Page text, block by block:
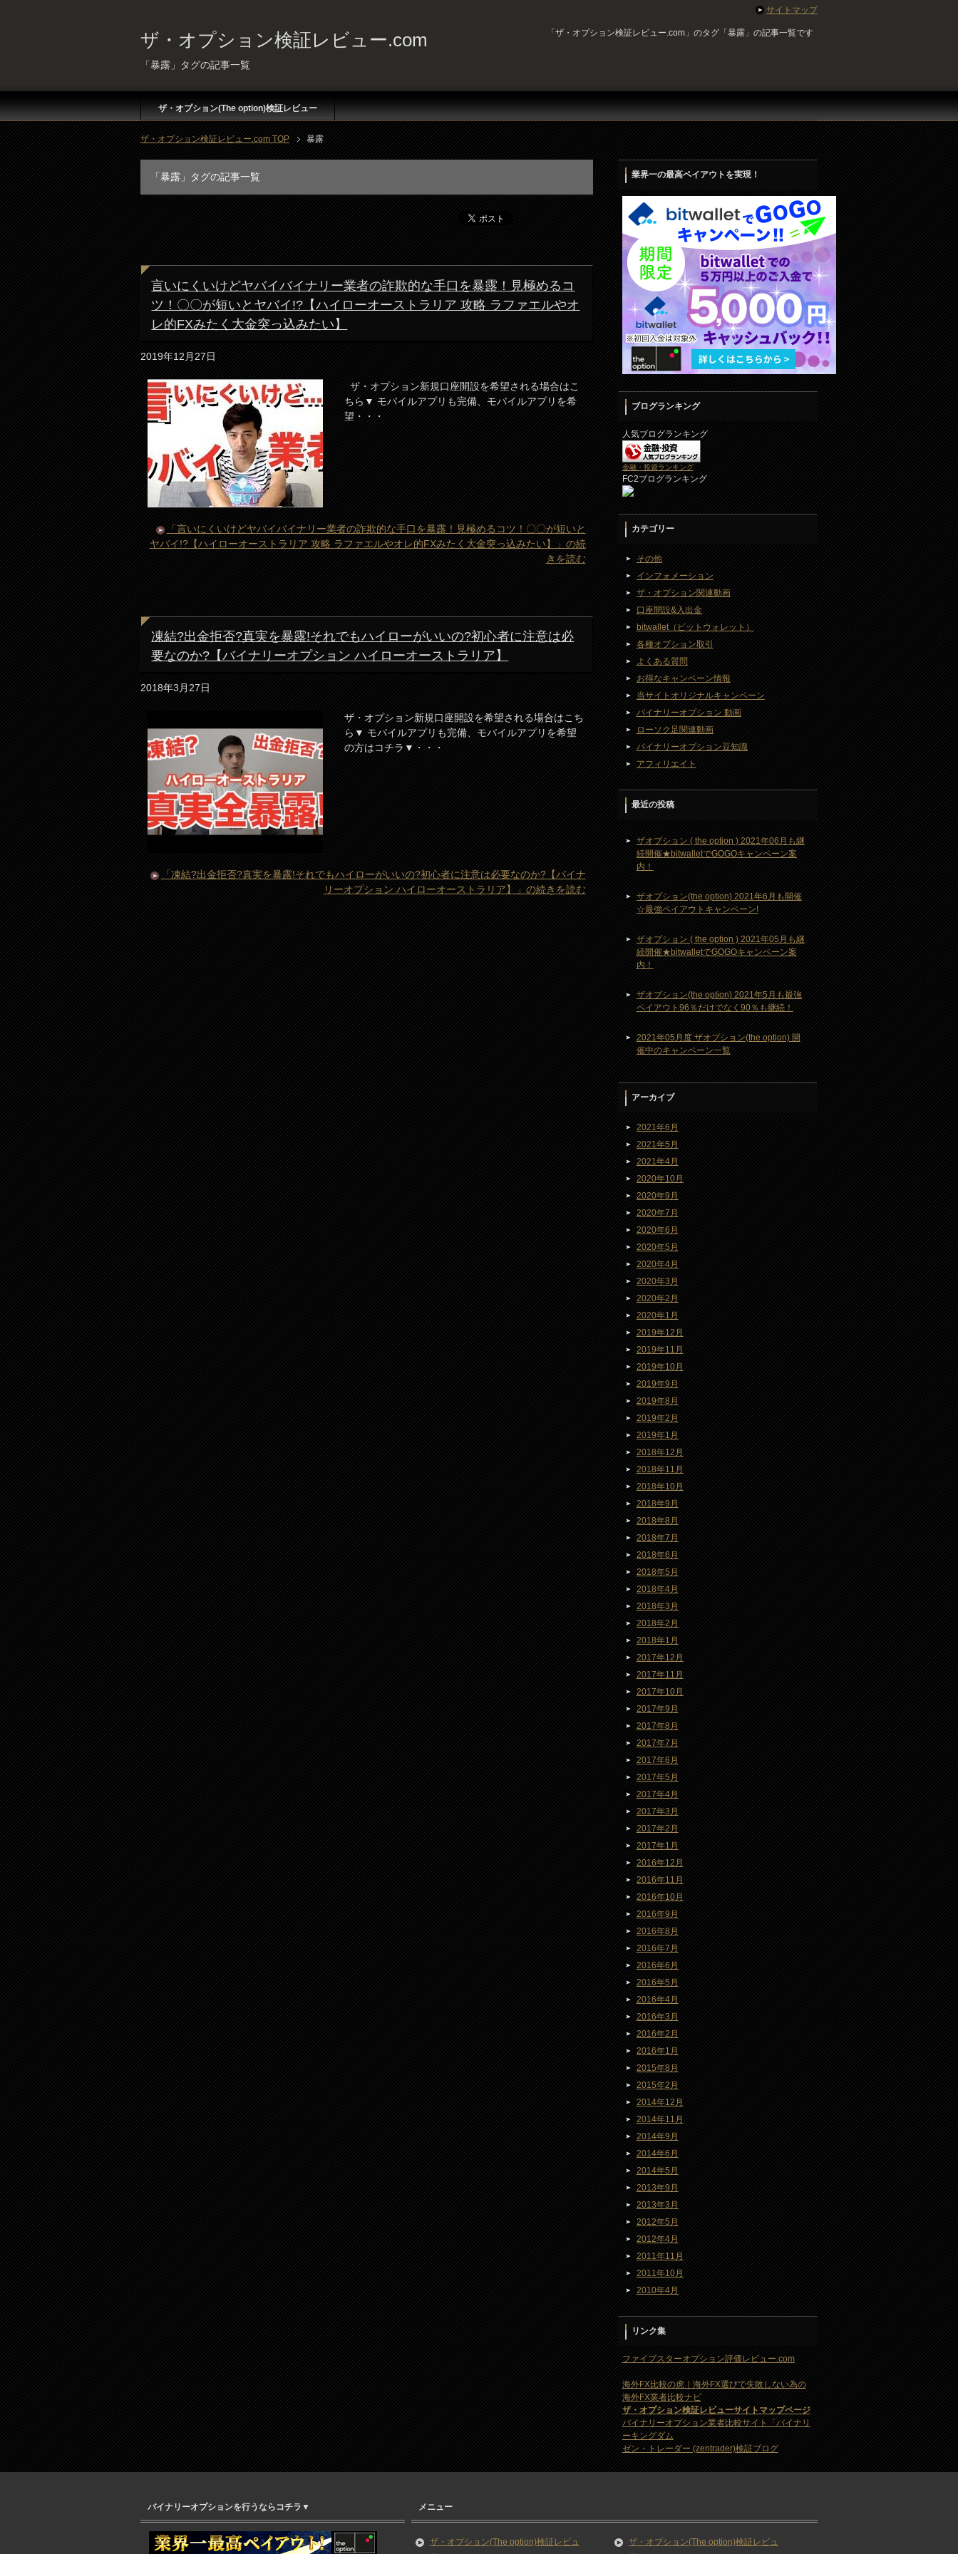
ザ・オプション検証レビュー.com
「暴露」タグの記事一覧
「ザ・オプション検証レビュー.com」のタグ「暴露」の記事一覧です
ザ・オプション(The option)検証レビュー
ザ・オプション検証レビュー.com TOP 暴露
「暴露」タグの記事一覧
言いにくいけどヤバイバイナリー業者の詐欺的な手口を暴露！見極めるコ
ツ！〇〇が短いとヤバイ!?【ハイローオーストラリア 攻略 ラファエルやオ
レ的FXみたく大金突っ込みたい】
2019年12月27日
ザ・オプション新規口座開設を希望される場合はこ
ちら▼ モバイルアプリも完備、モバイルアプリを希
望・・・
「言いにくいけどヤバイバイナリー業者の詐欺的な手口を暴露！見極めるコツ！〇〇が短いと
ヤバイ!?【ハイローオーストラリア 攻略 ラファエルやオレ的FXみたく大金突っ込みたい】」の続
きを読む
凍結?出金拒否?真実を暴露!それでもハイローがいいの?初心者に注意は必
要なのか?【バイナリーオプション ハイローオーストラリア】
2018年3月27日
ザ・オプション新規口座開設を希望される場合はこち
ら▼ モバイルアプリも完備、モバイルアプリを希望
の方はコチラ▼・・・
「凍結?出金拒否?真実を暴露!それでもハイローがいいの?初心者に注意は必要なのか?【バイナ
リーオプション ハイローオーストラリア】」の続きを読む
業界一の最高ペイアウトを実現！
ブログランキング
人気ブログランキング
金融・投資ランキング
FC2ブログランキング
カテゴリー
その他
インフォメーション
ザ・オプション関連動画
口座開設&入出金
bitwallet（ビットウォレット）
各種オプション取引
よくある質問
お得なキャンペーン情報
当サイトオリジナルキャンペーン
バイナリーオプション 動画
ローソク足関連動画
バイナリーオプション豆知識
アフィリエイト
最近の投稿
ザオプション ( the option ) 2021年06月も継
続開催★bitwalletでGOGOキャンペーン案
内！
ザオプション(the option) 2021年6月も開催
☆最強ペイアウトキャンペーン!
ザオプション ( the option ) 2021年05月も継
続開催★bitwalletでGOGOキャンペーン案
内！
ザオプション(the option) 2021年5月も最強
ペイアウト96％だけでなく90％も継続！
2021年05月度 ザオプション(the option) 開
催中のキャンペーン一覧
アーカイブ
2021年6月
2021年5月
2021年4月
2020年10月
2020年9月
2020年7月
2020年6月
2020年5月
2020年4月
2020年3月
2020年2月
2020年1月
2019年12月
2019年11月
2019年10月
2019年9月
2019年8月
2019年2月
2019年1月
2018年12月
2018年11月
2018年10月
2018年9月
2018年8月
2018年7月
2018年6月
2018年5月
2018年4月
2018年3月
2018年2月
2018年1月
2017年12月
2017年11月
2017年10月
2017年9月
2017年8月
2017年7月
2017年6月
2017年5月
2017年4月
2017年3月
2017年2月
2017年1月
2016年12月
2016年11月
2016年10月
2016年9月
2016年8月
2016年7月
2016年6月
2016年5月
2016年4月
2016年3月
2016年2月
2016年1月
2015年8月
2015年2月
2014年12月
2014年11月
2014年9月
2014年6月
2014年5月
2013年9月
2013年3月
2012年5月
2012年4月
2011年11月
2011年10月
2010年4月
リンク集
ファイブスターオプション評価レビュー.com
海外FX比較の虎｜海外FX選びで失敗しない為の
海外FX業者比較ナビ
ザ・オプション検証レビューサイトマップページ
バイナリーオプション業者比較サイト「バイナリ
ーキングダム
ゼン・トレーダー (zentrader)検証ブログ
バイナリーオプションを行うならコチラ▼ メニュー
ザ・オプション(The option)検証レビュ
ザ・オプション(The option)検証レビュ
サイトマップ